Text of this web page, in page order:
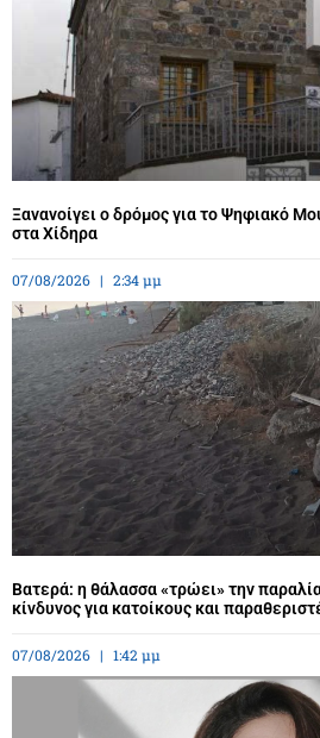
Ξανανοίγει ο δρόμος για το Ψηφιακό
στα Χίδηρα
07/08/2026 2:34 μμ
Βατερά: η θάλασσα «τρώει» την
κίνδυνος για κατοίκους και
07/08/2026 1:42 μμ